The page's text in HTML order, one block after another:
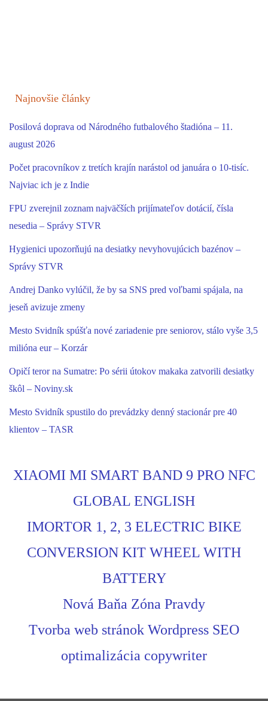
Najnovšie články
Posilová doprava od Národného futbalového štadióna – 11.
august 2026
Počet pracovníkov z tretích krajín narástol od januára o 10-tisíc.
Najviac ich je z Indie
FPU zverejnil zoznam najväčších prijímateľov dotácií, čísla
nesedia – Správy STVR
Hygienici upozorňujú na desiatky nevyhovujúcich bazénov –
Správy STVR
Andrej Danko vylúčil, že by sa SNS pred voľbami spájala, na
jeseň avizuje zmeny
Mesto Svidník spúšťa nové zariadenie pre seniorov, stálo vyše 3,5
milióna eur – Korzár
Opičí teror na Sumatre: Po sérii útokov makaka zatvorili desiatky
škôl – Noviny.sk
Mesto Svidník spustilo do prevádzky denný stacionár pre 40
klientov – TASR
XIAOMI MI SMART BAND 9 PRO NFC
GLOBAL ENGLISH
IMORTOR 1, 2, 3 ELECTRIC BIKE
CONVERSION KIT WHEEL WITH
BATTERY
Nová Baňa Zóna Pravdy
Tvorba web stránok Wordpress SEO
optimalizácia copywriter